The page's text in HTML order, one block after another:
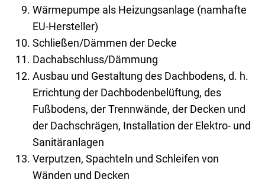
Wärmepumpe als Heizungsanlage (namhafte
EU-Hersteller)
Schließen/Dämmen der Decke
Dachabschluss/Dämmung
Ausbau und Gestaltung des Dachbodens, d. h.
Errichtung der Dachbodenbelüftung, des
Fußbodens, der Trennwände, der Decken und
der Dachschrägen, Installation der Elektro- und
Sanitäranlagen
Verputzen, Spachteln und Schleifen von
Wänden und Decken